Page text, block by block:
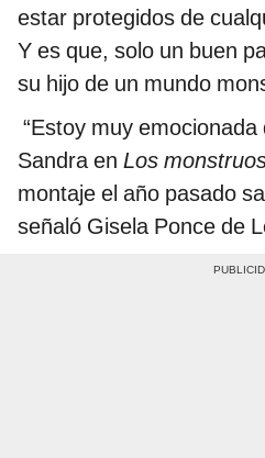
estar protegidos de
Y es que, solo un buen
su hijo de un mundo
“Estoy muy
Sandra en Los
montaje el año pasado
señaló Gisela Ponce de